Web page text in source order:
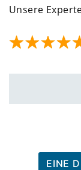
Unsere
EINE